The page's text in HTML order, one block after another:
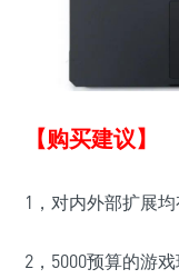
【购买建议】
1，对内外部扩展
2，5000预算的游